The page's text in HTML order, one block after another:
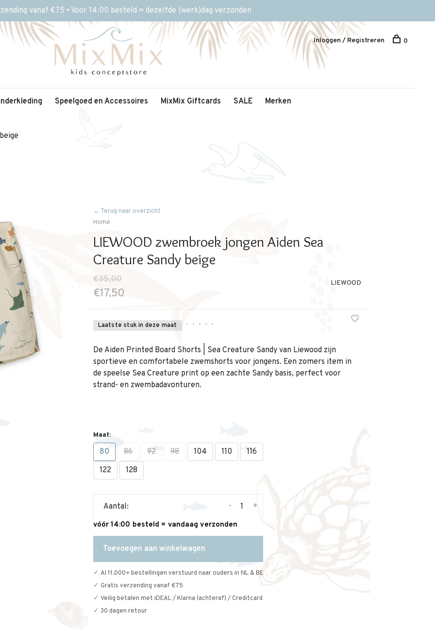
vanaf €75 • Voor 14:00 besteld = dezelfde (werk)dag verzonden
Speelgoed en Accessoires MixMix Giftcards SALE Merken
Inloggen / Registreren 0
← Terug naar overzicht
Home
LIEWOOD zwembroek jongen Aiden Sea
Creature Sandy beige
€35,00
€17,50
LIEWOOD
Laatste stuk in deze maat • • • • •
De Aiden Printed Board Shorts | Sea Creature Sandy van Liewood zijn
sportieve en comfortabele zwemshorts voor jongens. Een zomers item in
de speelse Sea Creature print op een zachte Sandy basis, perfect voor
strand- en zwembadavonturen.
Maat:
80 86 92 98 104 110
116
122
128
Aantal: +
-
vóór 14:00 besteld = vandaag verzonden
Toevoegen aan winkelwagen
Al 11.000+ bestellingen verstuurd naar ouders in NL & BE
Gratis verzending vanaf €75
Veilig betalen met iDEAL / Klarna (achteraf) / Creditcard
30 dagen retour